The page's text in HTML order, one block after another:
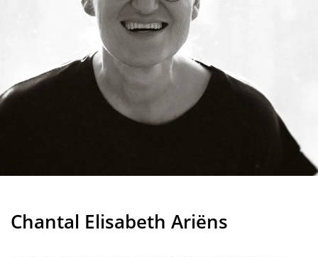
Chantal Elisabeth Ariëns